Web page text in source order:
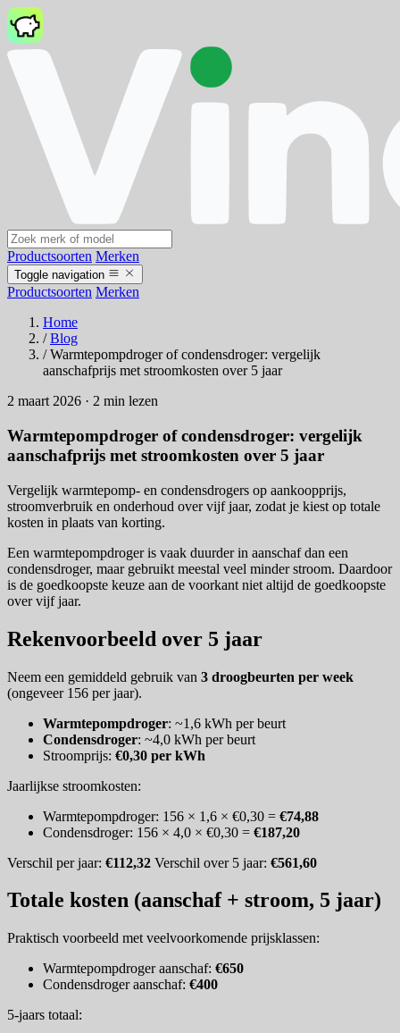
Productsoorten Merken
Toggle navigation
Productsoorten Merken
Home
/ Blog
/ Warmtepompdroger of condensdroger: vergelijk
aanschafprijs met stroomkosten over 5 jaar
2 maart 2026 · 2 min lezen
Warmtepompdroger of condensdroger: vergelijk
aanschafprijs met stroomkosten over 5 jaar
Vergelijk warmtepomp- en condensdrogers op aankoopprijs,
stroomverbruik en onderhoud over vijf jaar, zodat je kiest op totale
kosten in plaats van korting.
Een warmtepompdroger is vaak duurder in aanschaf dan een
condensdroger, maar gebruikt meestal veel minder stroom. Daardoor
is de goedkoopste keuze aan de voorkant niet altijd de goedkoopste
over vijf jaar.
Rekenvoorbeeld over 5 jaar
Neem een gemiddeld gebruik van 3 droogbeurten per week
(ongeveer 156 per jaar).
Warmtepompdroger: ~1,6 kWh per beurt
Condensdroger: ~4,0 kWh per beurt
Stroomprijs: €0,30 per kWh
Jaarlijkse stroomkosten:
Warmtepompdroger: 156 × 1,6 × €0,30 = €74,88
Condensdroger: 156 × 4,0 × €0,30 = €187,20
Verschil per jaar: €112,32 Verschil over 5 jaar: €561,60
Totale kosten (aanschaf + stroom, 5 jaar)
Praktisch voorbeeld met veelvoorkomende prijsklassen:
Warmtepompdroger aanschaf: €650
Condensdroger aanschaf: €400
5-jaars totaal: